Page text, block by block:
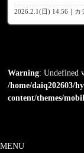
2026.2.1(日) 14:56｜カ
Warning: Undefined
/home/daiq202603/
content/themes/
MENU